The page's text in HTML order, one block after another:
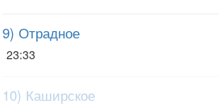
9) Отрадное
23:33
10) Каширское